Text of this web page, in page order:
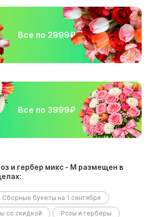
Все по 2999₽
Все по 3999₽
и гербер микс - М размещен в
Сборные букеты на 1 сентября
со скидкой
Розы и герберы